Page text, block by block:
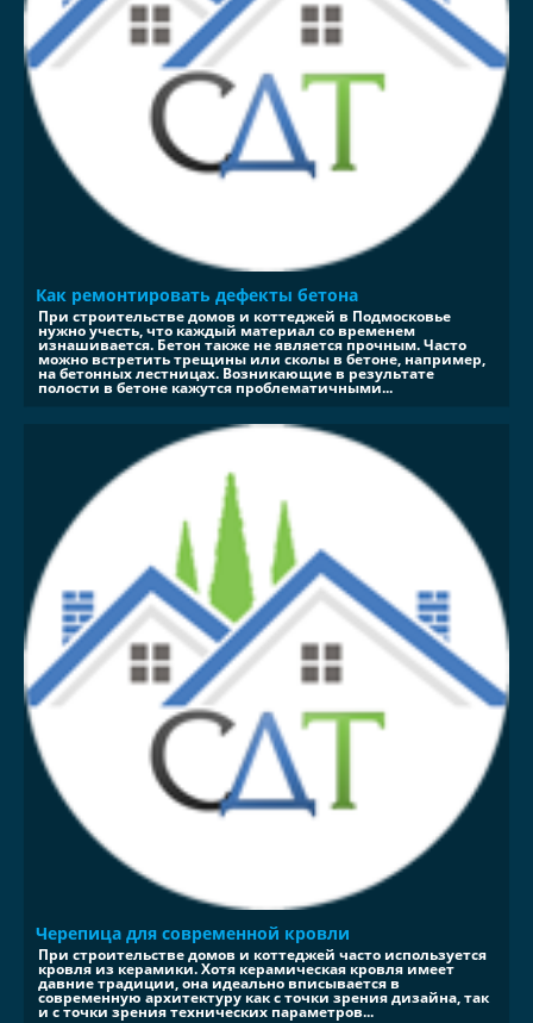
Как ремонтировать дефекты бетона
При строительстве домов и коттеджей в Подмосковье
нужно учесть, что каждый материал со временем
изнашивается. Бетон также не является прочным. Часто
можно встретить трещины или сколы в бетоне, например,
на бетонных лестницах. Возникающие в результате
полости в бетоне кажутся проблематичными...
Черепица для современной кровли
При строительстве домов и коттеджей часто используется
кровля из керамики. Хотя керамическая кровля имеет
давние традиции, она идеально вписывается в
современную архитектуру как с точки зрения дизайна, так
и с точки зрения технических параметров...